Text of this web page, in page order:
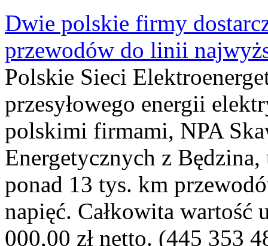
Dwie polskie firmy
przewodów do linii
Polskie Sieci
przesyłowego energii
polskimi firmami, NPA
Energetycznych z
ponad 13 tys. km
napięć. Całkowita
000,00 zł netto. (445 353